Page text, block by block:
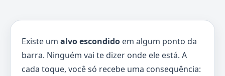
Existe um alvo escondido em algum ponto da
barra. Ninguém vai te dizer onde ele está. A
cada toque, você só recebe uma consequência: